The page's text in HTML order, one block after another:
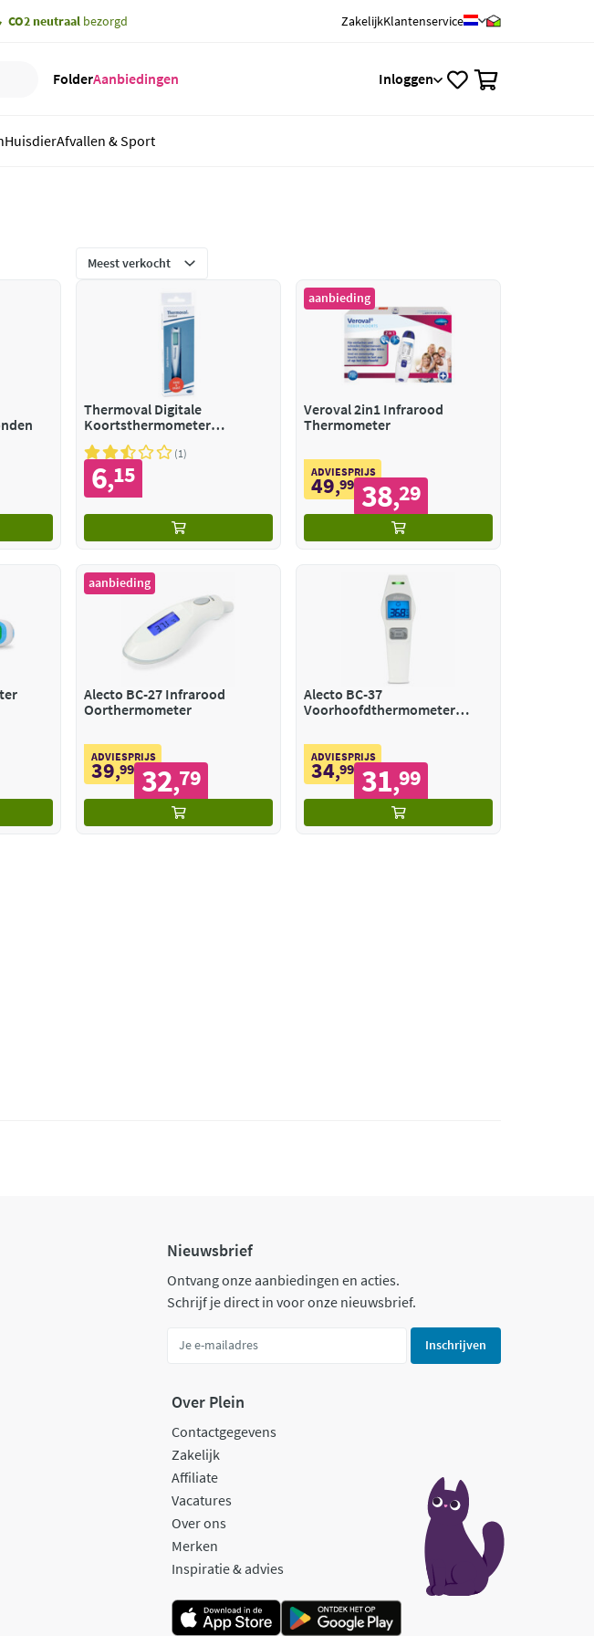
CO2 neutraal bezorgd ZakelijkKlantenservice
FolderAanbiedingen Inloggen
HuisdierAfvallen & Sport
Thermoval Digitale
Koortsthermometer
Standaard
1
6,15
aanbieding
Veroval 2in1 Infrarood
Thermometer
ADVIESPRIJS
49,99 38,29
aanbieding
Alecto BC-27 Infrarood
Oorthermometer
ADVIESPRIJS
39,99 32,79
Alecto BC-37
Voorhoofdthermometer
ADVIESPRIJS
34,99 31,99
Nieuwsbrief
Ontvang onze aanbiedingen en acties.
Schrijf je direct in voor onze nieuwsbrief.
Inschrijven
Over Plein
Contactgegevens
Zakelijk
Affiliate
Vacatures
Over ons
Merken
Inspiratie & advies